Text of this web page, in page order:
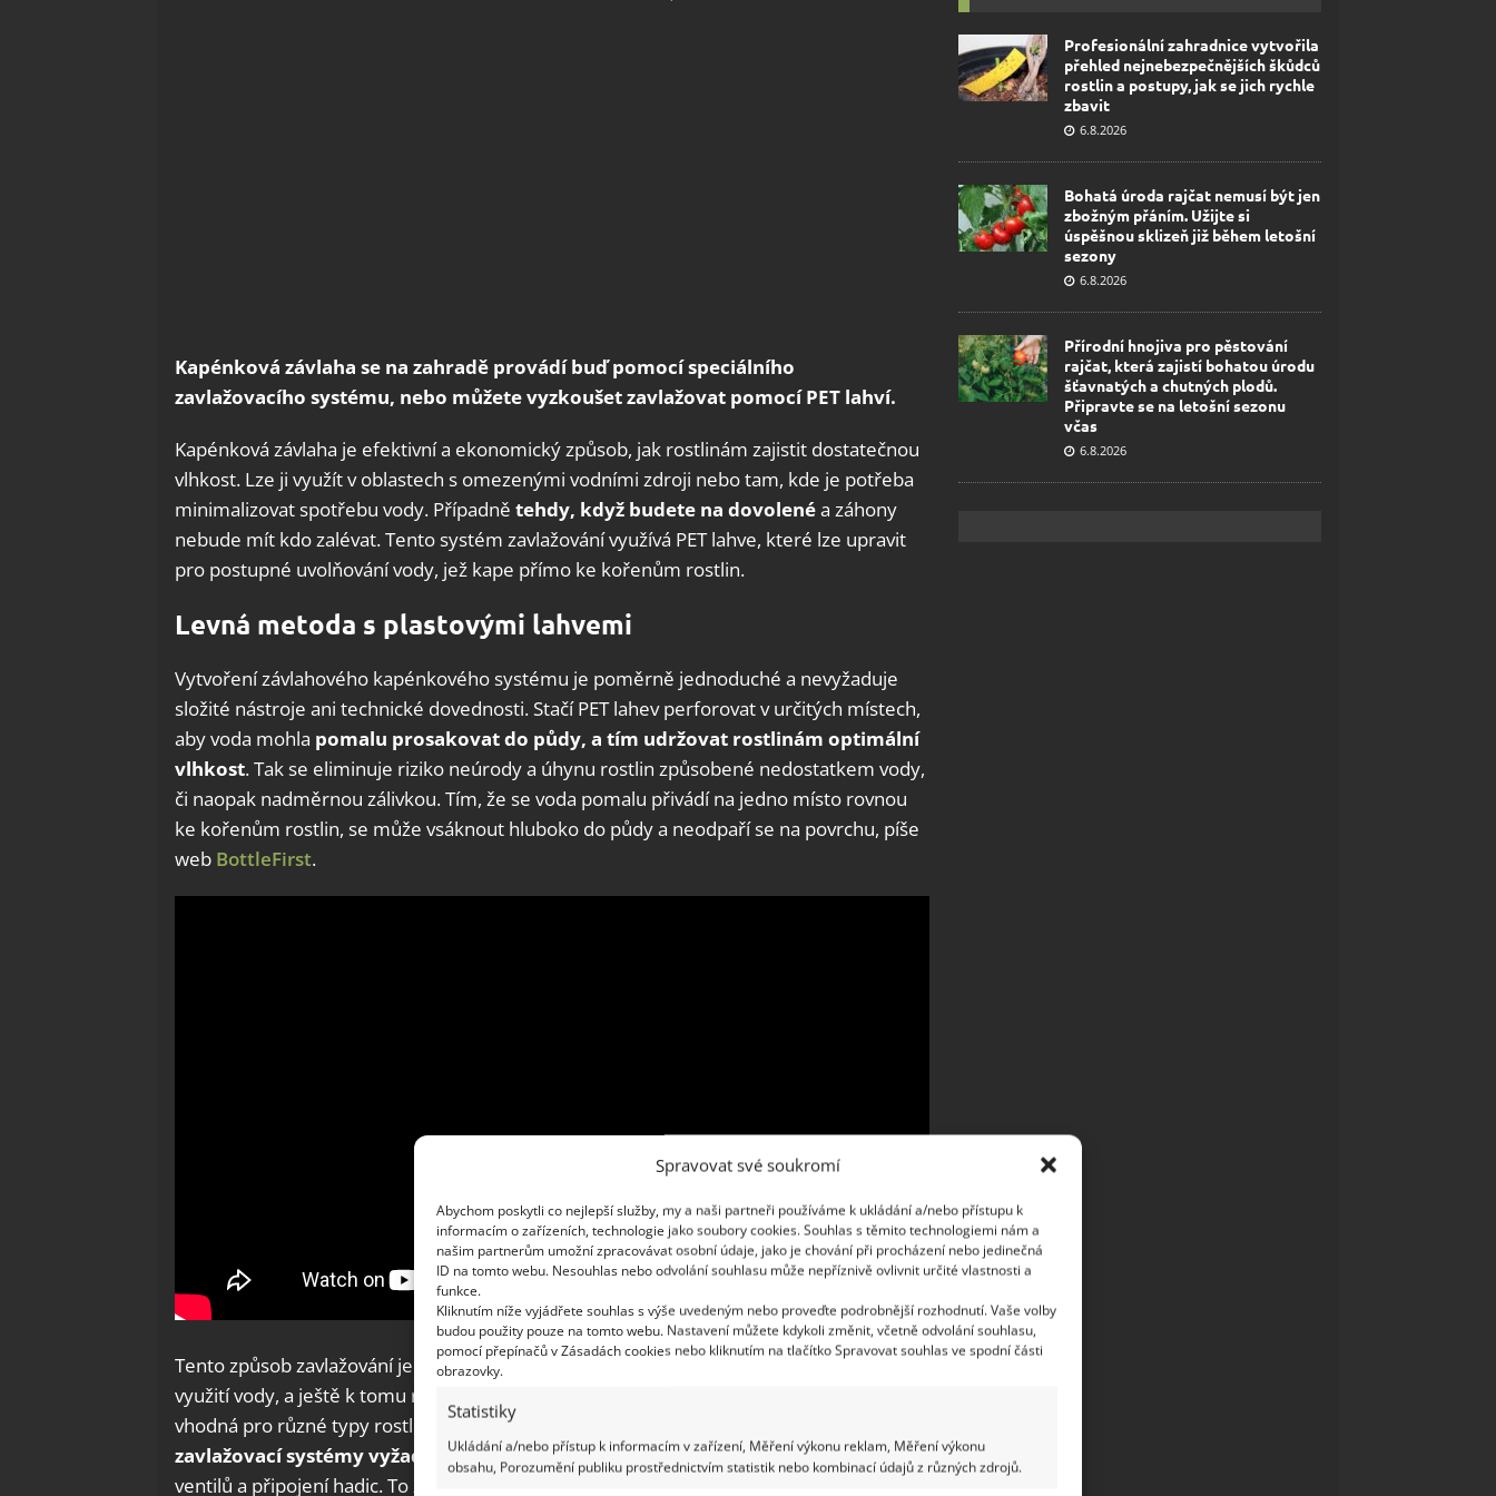
Spravovat své soukromí
Abychom poskytli co nejlepší služby, my a naši partneři používáme k ukládání a/nebo přístupu k
informacím o zařízeních, technologie jako soubory cookies. Souhlas s těmito technologiemi nám a
našim partnerům umožní zpracovávat osobní údaje, jako je chování při procházení nebo jedinečná
ID na tomto webu. Nesouhlas nebo odvolání souhlasu může nepříznivě ovlivnit určité vlastnosti a
funkce.
Kliknutím níže vyjádřete souhlas s výše uvedeným nebo proveďte podrobnější rozhodnutí. Vaše volby
budou použity pouze na tomto webu. Nastavení můžete kdykoli změnit, včetně odvolání souhlasu,
pomocí přepínačů v Zásadách cookies nebo kliknutím na tlačítko Spravovat souhlas ve spodní části
obrazovky.
Statistiky
Ukládání a/nebo přístup k informacím v zařízení, Měření výkonu reklam, Měření výkonu
obsahu, Porozumění publiku prostřednictvím statistik nebo kombinací údajů z různých zdrojů.
Kapénková závlaha se na zahradě provádí buď pomocí speciálního
zavlažovacího systému, nebo můžete vyzkoušet zavlažovat pomocí PET lahví.
Kapénková závlaha je efektivní a ekonomický způsob, jak rostlinám zajistit dostatečnou
vlhkost. Lze ji využít v oblastech s omezenými vodními zdroji nebo tam, kde je potřeba
minimalizovat spotřebu vody. Případně tehdy, když budete na dovolenéa záhony
nebude mít kdo zalévat. Tento systém zavlažování využívá PET lahve, které lze upravit
pro postupné uvolňování vody, jež kape přímo ke kořenům rostlin.
Levná metoda s plastovými lahvemi
Vytvoření závlahového kapénkového systému je poměrně jednoduché a nevyžaduje
složité nástroje ani technické dovednosti. Stačí PET lahev perforovat v určitých místech,
aby voda mohla pomalu prosakovat do půdy, a tím udržovat rostlinám optimální
vlhkost. Tak se eliminuje riziko neúrody a úhynu rostlin způsobené nedostatkem vody,
či naopak nadměrnou zálivkou. Tím, že se voda pomalu přivádí na jedno místo rovnou
ke kořenům rostlin, se může vsáknout hluboko do půdy a neodpaří se na povrchu, píše
web BottleFirst.
Tento způsob zavlažování je šetrný k životnímu prostředí, neboť zvyšuje efektivitu
využití vody, a ještě k tomu recyklujete plast. Navíc kapénková závlaha z PET lahví je
vhodná pro různé typy rostlin, od zeleniny po okrasné keře a květiny.
zavlažovací systémy vyžadují rozmístění na pozemku, uspořádání přívodů vody a
ventilů a připojení hadic. To zahrnuje dost vysoké náklady. Zavlažování pomocí PET lahví
Profesionální zahradnice vytvořila
přehled nejnebezpečnějších škůdců
rostlin a postupy, jak se jich rychle
zbavit
6.8.2026
Bohatá úroda rajčat nemusí být jen
zbožným přáním. Užijte si
úspěšnou sklizeň již během letošní
sezony
6.8.2026
Přírodní hnojiva pro pěstování
rajčat, která zajistí bohatou úrodu
šťavnatých a chutných plodů.
Připravte se na letošní sezonu
včas
6.8.2026